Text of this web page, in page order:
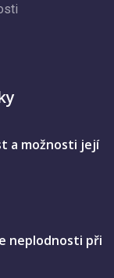
a možnosti její
neplodnosti při